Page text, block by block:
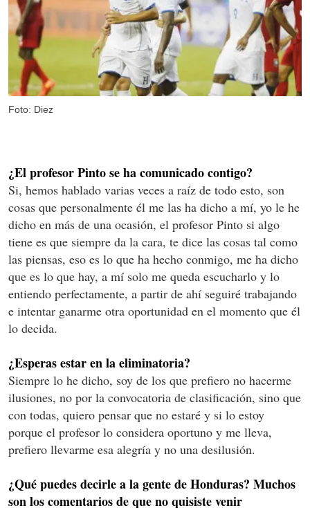
Foto: Diez
¿El profesor Pinto se ha comunicado contigo?
Si, hemos hablado varias veces a raíz de todo esto, son
cosas que personalmente él me las ha dicho a mí, yo le he
dicho en más de una ocasión, el profesor Pinto si algo
tiene es que siempre da la cara, te dice las cosas tal como
las piensas, eso es lo que ha hecho conmigo, me ha dicho
que es lo que hay, a mí solo me queda escucharlo y lo
entiendo perfectamente, a partir de ahí seguiré trabajando
e intentar ganarme otra oportunidad en el momento que él
lo decida.
¿Esperas estar en la eliminatoria?
Siempre lo he dicho, soy de los que prefiero no hacerme
ilusiones, no por la convocatoria de clasificación, sino que
con todas, quiero pensar que no estaré y si lo estoy
porque el profesor lo considera oportuno y me lleva,
prefiero llevarme esa alegría y no una desilusión.
¿Qué puedes decirle a la gente de Honduras? Muchos
son los comentarios de que no quisiste venir